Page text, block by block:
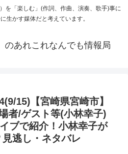
を「楽しむ」(作詞、作曲、演奏、歌手)事に
生かす媒体だと考えています。
のあれこれなんでも情報局
15)【宮崎県宮崎市】
者/ゲスト等(小林幸子)
ブで紹介！小林幸子が
見逃し・ネタバレ